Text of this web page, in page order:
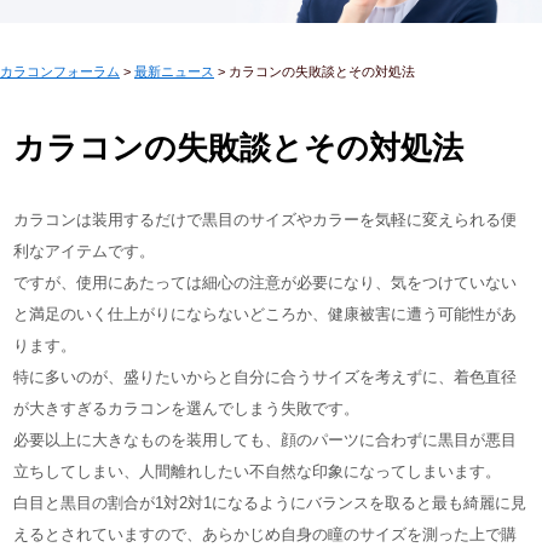
カラコンフォーラム > 最新ニュース > カラコンの失敗談とその対処法
カラコンの失敗談とその対処法
カラコンは装用するだけで黒目のサイズやカラーを気軽に変えられる便
利なアイテムです。
ですが、使用にあたっては細心の注意が必要になり、気をつけていない
と満足のいく仕上がりにならないどころか、健康被害に遭う可能性があ
ります。
特に多いのが、盛りたいからと自分に合うサイズを考えずに、着色直径
が大きすぎるカラコンを選んでしまう失敗です。
必要以上に大きなものを装用しても、顔のパーツに合わずに黒目が悪目
立ちしてしまい、人間離れしたい不自然な印象になってしまいます。
白目と黒目の割合が1対2対1になるようにバランスを取ると最も綺麗に見
えるとされていますので、あらかじめ自身の瞳のサイズを測った上で購